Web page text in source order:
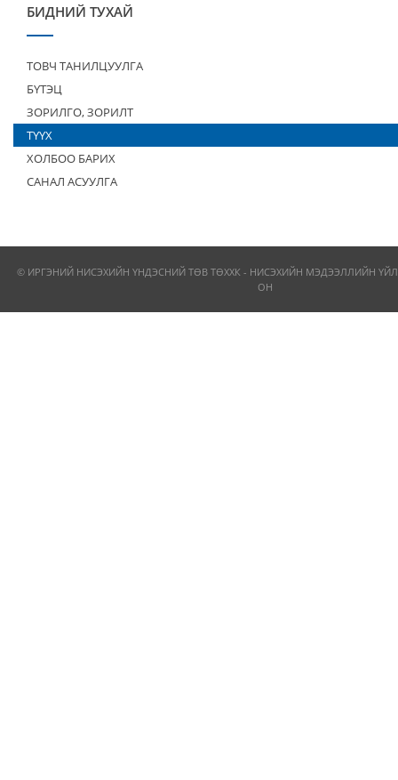
БИДНИЙ ТУХАЙ
ТОВЧ ТАНИЛЦУУЛГА
БҮТЭЦ
ЗОРИЛГО, ЗОРИЛТ
ТҮҮХ
ХОЛБОО БАРИХ
САНАЛ АСУУЛГА
© ИРГЭНИЙ НИСЭХИЙН ҮНДЭСНИЙ ТӨВ ТӨХХК - НИСЭХИЙН МЭДЭЭЛЛИЙН
ОН